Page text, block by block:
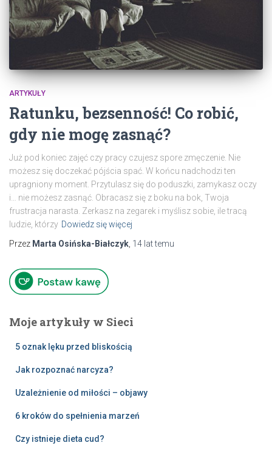
ARTYKUŁY
Ratunku, bezsenność! Co robić,
gdy nie mogę zasnąć?
Już pod koniec zajęć czy pracy czujesz spore zmęczenie. Nie
możesz się doczekać pójścia spać. W końcu nadchodzi ten
upragniony moment. Przytulasz się do poduszki, zamykasz oczy
i… nie możesz zasnąć. Obracasz się z boku na bok, Twoja
frustracja narasta. Zerkasz na zegarek i myślisz sobie, ile tracą
ludzie, którzy Dowiedz się więcej
Przez Marta Osińska-Białczyk, 14 lattemu
Moje artykuły w Sieci
5 oznak lęku przed bliskością
Jak rozpoznać narcyza?
Uzależnienie od miłości – objawy
6 kroków do spełnienia marzeń
Czy istnieje dieta cud?